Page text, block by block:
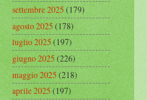
settembre 2025(179)
agosto 2025(178)
luglio 2025(197)
giugno 2025(226)
maggio 2025(218)
aprile 2025(197)